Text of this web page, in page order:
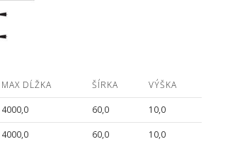
MAX DĹŽKA ŠÍRKA VÝŠKA
4000,0 60,0 10,0
4000,0 60,0 10,0